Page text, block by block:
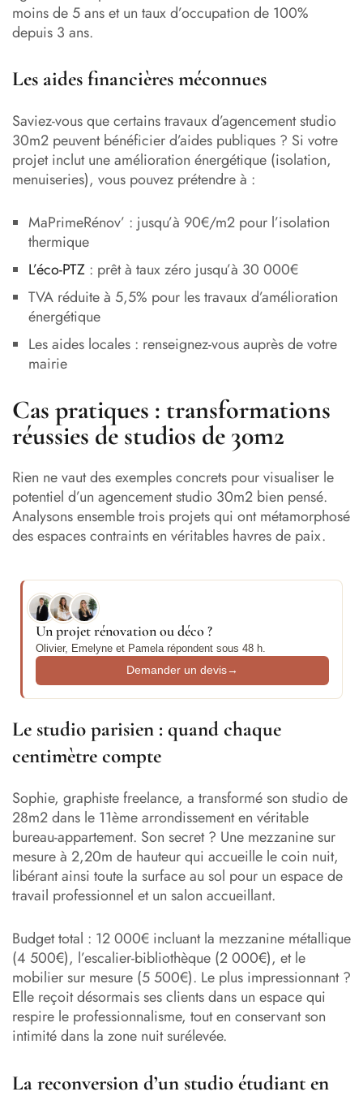
moins de 5 ans et un taux d’occupation de 100%
depuis 3 ans.
Les aides financières méconnues
Saviez-vous que certains travaux d’agencement studio
30m2 peuvent bénéficier d’aides publiques ? Si votre
projet inclut une amélioration énergétique (isolation,
menuiseries), vous pouvez prétendre à :
MaPrimeRénov’ : jusqu’à 90€/m2 pour l’isolation
thermique
L’éco-PTZ: prêt à taux zéro jusqu’à 30 000€
TVA réduite à 5,5% pour les travaux d’amélioration
énergétique
Les aides locales : renseignez-vous auprès de votre
mairie
Cas pratiques : transformations
réussies de studios de 30m2
Rien ne vaut des exemples concrets pour visualiser le
potentiel d’un agencement studio 30m2 bien pensé.
Analysons ensemble trois projets qui ont métamorphosé
des espaces contraints en véritables havres de paix.
Un projet rénovation ou déco ?
Olivier, Emelyne et Pamela répondent sous 48 h.
Demander un devis→
Le studio parisien : quand chaque
centimètre compte
Sophie, graphiste freelance, a transformé son studio de
28m2 dans le 11ème arrondissement en véritable
bureau-appartement. Son secret ? Une mezzanine sur
mesure à 2,20m de hauteur qui accueille le coin nuit,
libérant ainsi toute la surface au sol pour un espace de
travail professionnel et un salon accueillant.
Budget total : 12 000€ incluant la mezzanine métallique
(4 500€), l’escalier-bibliothèque (2 000€), et le
mobilier sur mesure (5 500€). Le plus impressionnant ?
Elle reçoit désormais ses clients dans un espace qui
respire le professionnalisme, tout en conservant son
intimité dans la zone nuit surélevée.
La reconversion d’un studio étudiant en